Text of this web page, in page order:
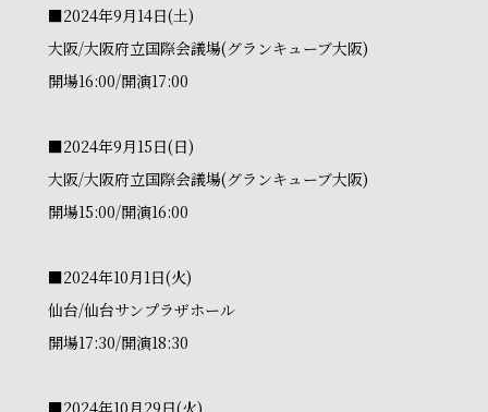
■2024年9月14日(土)
大阪/大阪府立国際会議場(グランキューブ大阪)
開場16:00/開演17:00
■2024年9月15日(日)
大阪/大阪府立国際会議場(グランキューブ大阪)
開場15:00/開演16:00
■2024年10月1日(火)
仙台/仙台サンプラザホール
開場17:30/開演18:30
■2024年10月29日(火)